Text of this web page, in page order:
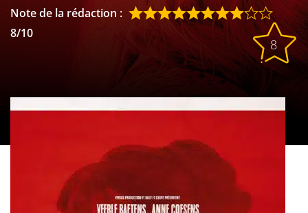
Les actrices
Les réalisateurs
Note de la rédaction :
8/10
8